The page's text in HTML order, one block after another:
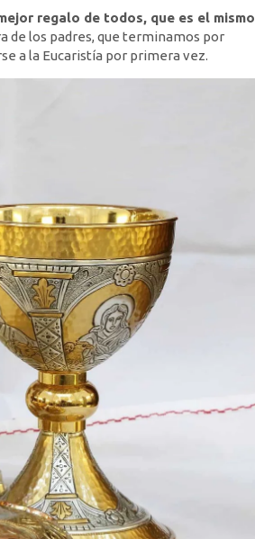
regalo de todos, que es el mismo
de los padres, que terminamos por
a la Eucaristía por primera vez.